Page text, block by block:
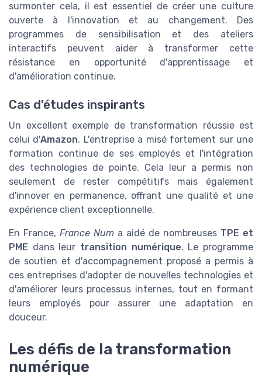
surmonter cela, il est essentiel de créer une culture
ouverte à l'innovation et au changement. Des
programmes de sensibilisation et des ateliers
interactifs peuvent aider à transformer cette
résistance en opportunité d'apprentissage et
d'amélioration continue.
Cas d'études inspirants
Un excellent exemple de transformation réussie est
celui d'Amazon. L'entreprise a misé fortement sur une
formation continue de ses employés et l'intégration
des technologies de pointe. Cela leur a permis non
seulement de rester compétitifs mais également
d'innover en permanence, offrant une qualité et une
expérience client exceptionnelle.
En France, France Num a aidé de nombreuses TPE et
PME dans leur transition numérique. Le programme
de soutien et d'accompagnement proposé a permis à
ces entreprises d'adopter de nouvelles technologies et
d'améliorer leurs processus internes, tout en formant
leurs employés pour assurer une adaptation en
douceur.
Les défis de la transformation
numérique